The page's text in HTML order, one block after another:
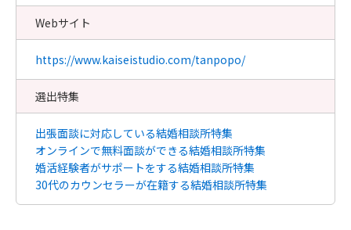
Webサイト
https://www.kaiseistudio.com/tanpopo/
選出特集
出張面談に対応している結婚相談所特集
オンラインで無料面談ができる結婚相談所特集
婚活経験者がサポートをする結婚相談所特集
30代のカウンセラーが在籍する結婚相談所特集